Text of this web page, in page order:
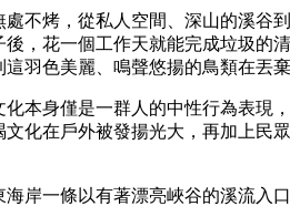
烤，從私人空間、深山的溪谷到
後，花一個工作天就能完成垃圾的
這羽色美麗、鳴聲悠揚的鳥類在丟
身僅是一群人的中性行為表現，
文化在戶外被發揚光大，再加上民
一條以有著漂亮峽谷的溪流入口